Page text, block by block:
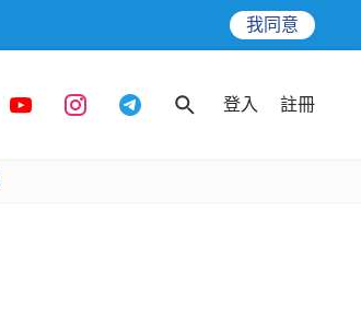
我同意
登入 註冊